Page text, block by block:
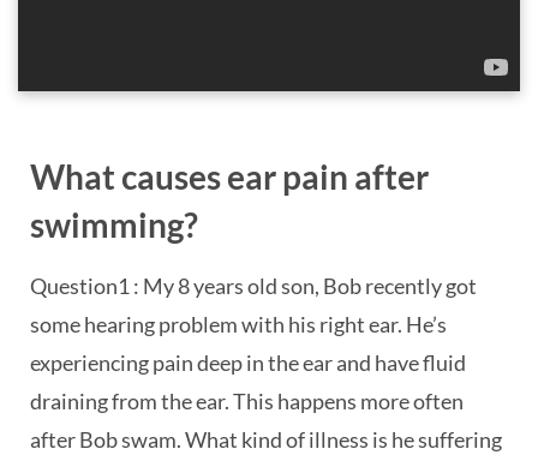
What causes ear pain after
swimming?
Question1 : My 8 years old son, Bob recently got
some hearing problem with his right ear. He’s
experiencing pain deep in the ear and have fluid
draining from the ear. This happens more often
after Bob swam. What kind of illness is he suffering